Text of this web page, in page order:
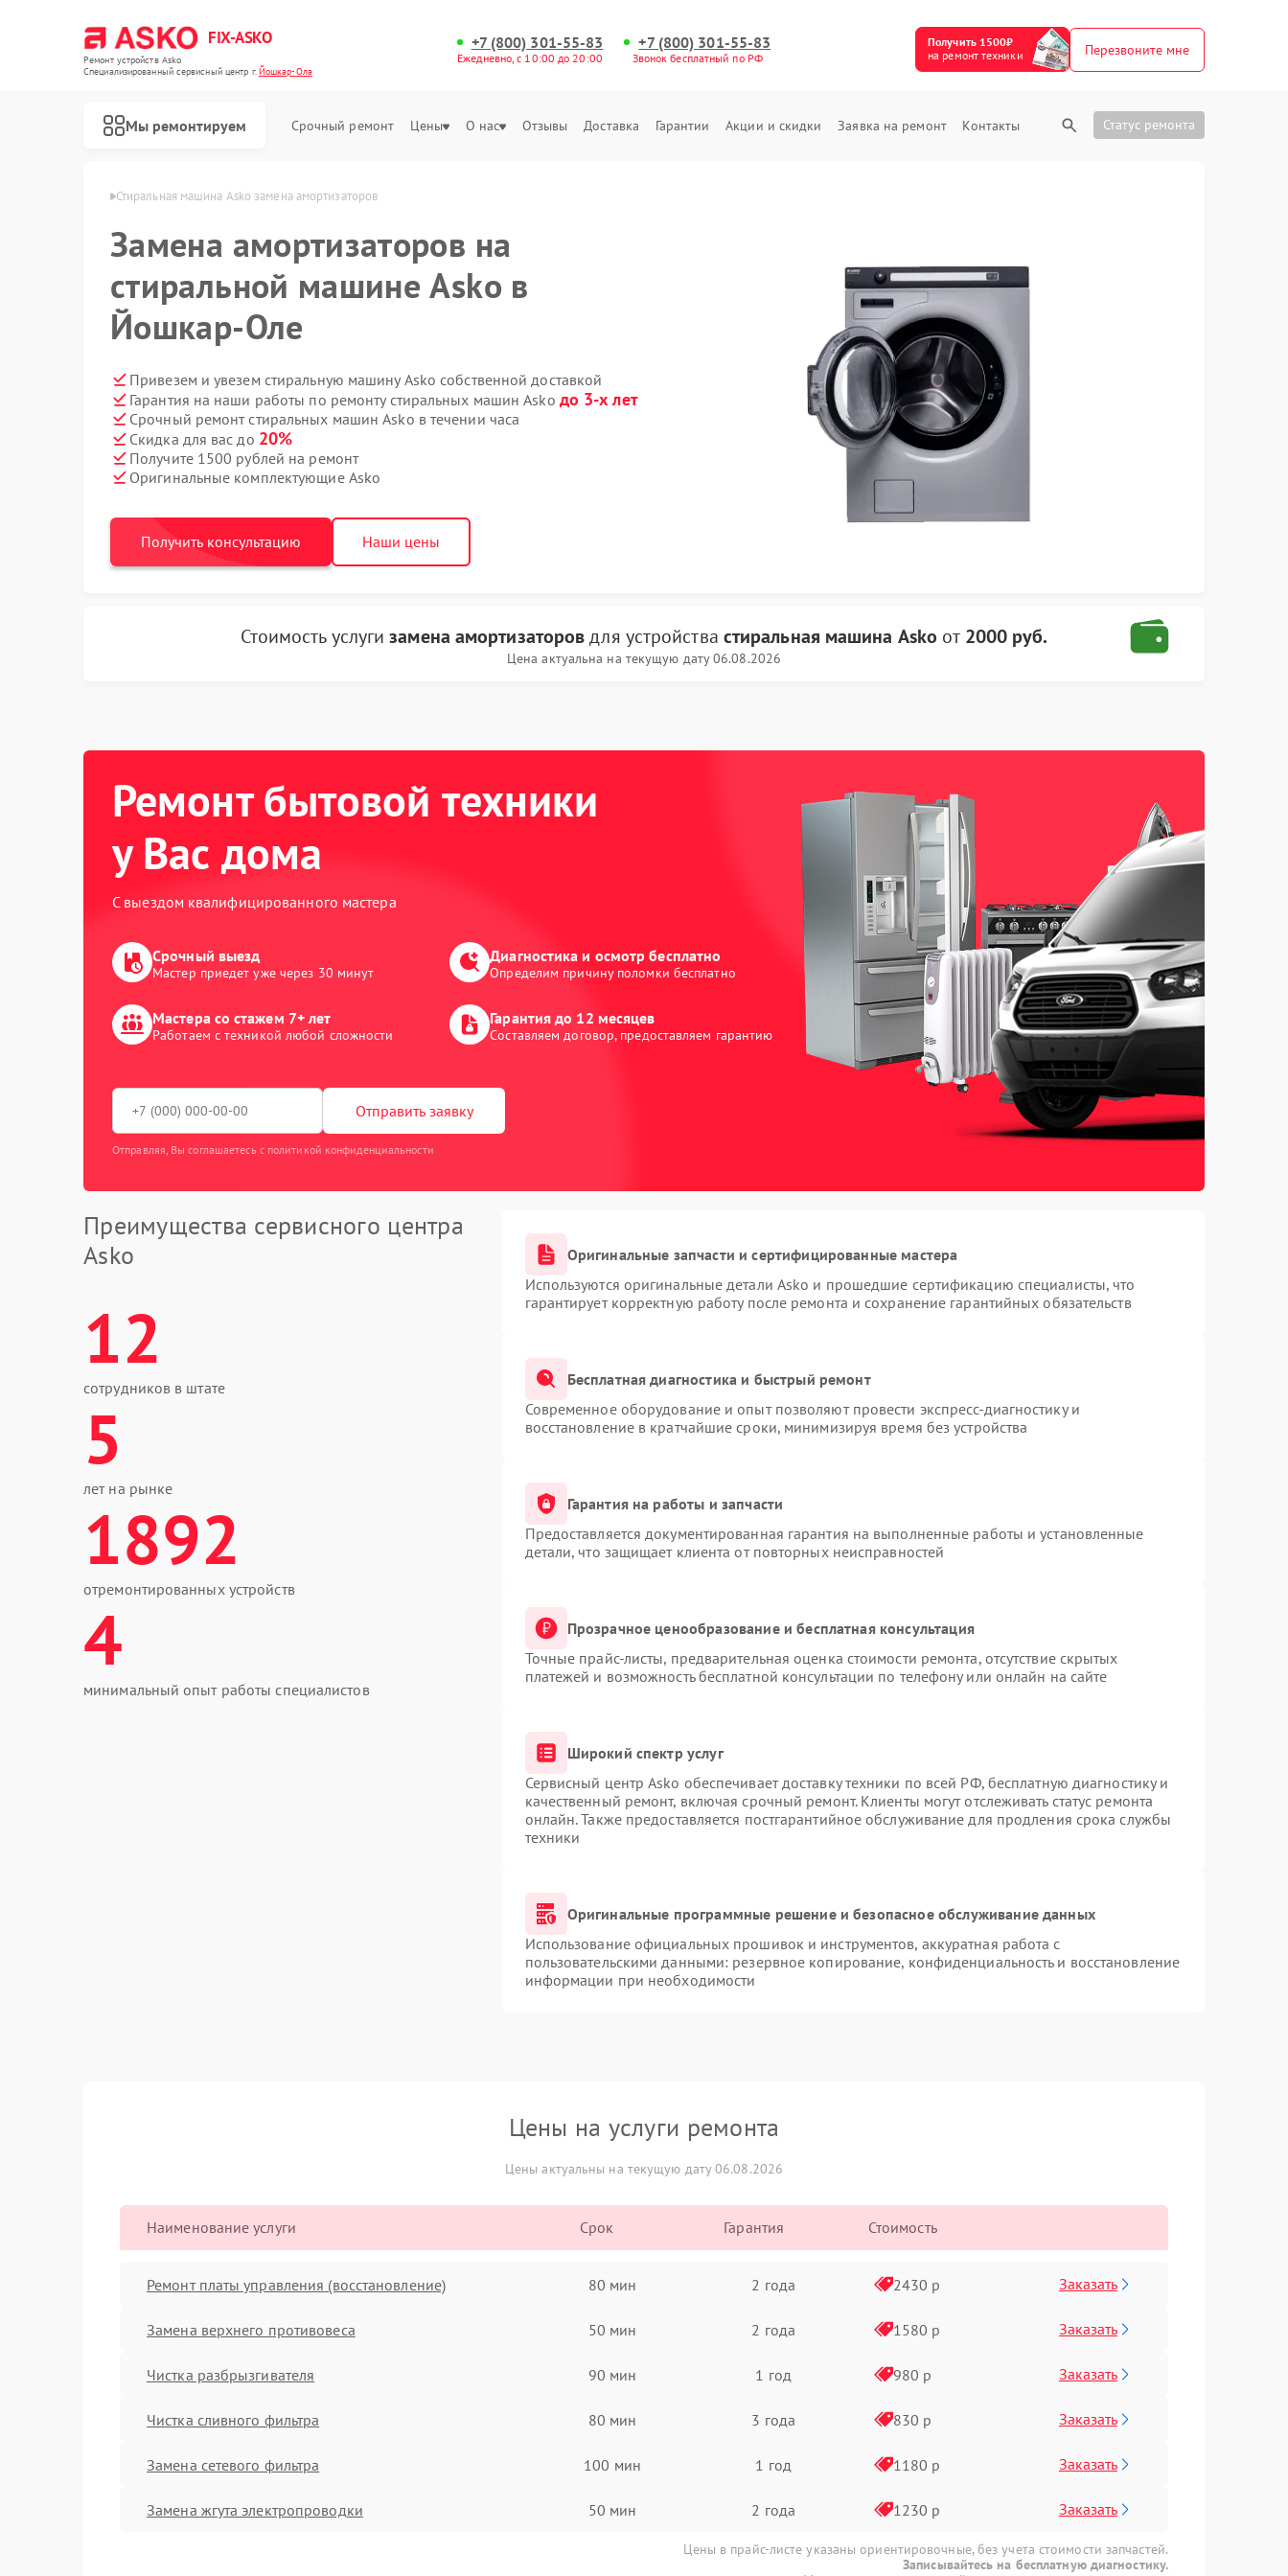
FIX-ASKO
Ремонт устройств Asko
Специализированный cервисный центр г.Йошкар-Ола
+7 (800) 301-55-83
Ежедневно, с 10:00 до 20:00
+7 (800) 301-55-83
Звонок бесплатный по РФ
Получить 1500₽
на ремонт техники
Перезвоните мне
Мы ремонтируем Срочный ремонт Цены О нас Отзывы Доставка Гарантии Акции и скидки Заявка на ремонт Контакты Статус ремонта
Стиральная машина Asko замена амортизаторов
Замена амортизаторов на
стиральной машине Asko в
Йошкар-Оле
Привезем и увезем стиральную машину Asko собственной доставкой
Гарантия на наши работы по ремонту стиральных машин Asko до 3-х лет
Срочный ремонт стиральных машин Asko в течении часа
Скидка для вас до 20%
Получите 1500 рублей на ремонт
Оригинальные комплектующие Asko
Получить консультацию Наши цены
Стоимость услугизамена амортизаторовдля устройства стиральная машина Asko от 2000 руб.
Цена актуальна на текущую дату 06.08.2026
Ремонт бытовой техники
у Вас дома
С выездом квалифицированного мастера
Срочный выезд
Мастер приедет уже через 30 минут
Диагностика и осмотр бесплатно
Определим причину поломки бесплатно
Мастера со стажем 7+ лет
Работаем с техникой любой сложности
Гарантия до 12 месяцев
Составляем договор, предоставляем гарантию
Отправить заявку
Отправляя, Вы соглашаетесь с политикой конфиденциальности
Преимущества сервисного центра
Asko
12
сотрудников в штате
5
лет на рынке
1892
отремонтированных устройств
4
минимальный опыт работы специалистов
Оригинальные запчасти и сертифицированные мастера
Используются оригинальные детали Asko и прошедшие сертификацию специалисты, что
гарантирует корректную работу после ремонта и сохранение гарантийных обязательств
Бесплатная диагностика и быстрый ремонт
Современное оборудование и опыт позволяют провести экспресс-диагностику и
восстановление в кратчайшие сроки, минимизируя время без устройства
Гарантия на работы и запчасти
Предоставляется документированная гарантия на выполненные работы и установленные
детали, что защищает клиента от повторных неисправностей
Прозрачное ценообразование и бесплатная консультация
Точные прайс-листы, предварительная оценка стоимости ремонта, отсутствие скрытых
платежей и возможность бесплатной консультации по телефону или онлайн на сайте
Широкий спектр услуг
Сервисный центр Asko обеспечивает доставку техники по всей РФ, бесплатную диагностику и
качественный ремонт, включая срочный ремонт. Клиенты могут отслеживать статус ремонта
онлайн. Также предоставляется постгарантийное обслуживание для продления срока службы
техники
Оригинальные программные решение и безопасное обслуживание данных
Использование официальных прошивок и инструментов, аккуратная работа с
пользовательскими данными: резервное копирование, конфиденциальность и восстановление
информации при необходимости
Цены на услуги ремонта
Цены актуальны на текущую дату 06.08.2026
Наименование услуги Срок Гарантия Стоимость
Ремонт платы управления (восстановление) 80 мин 2 года 2430 р Заказать
Замена верхнего противовеса 50 мин 2 года 1580 р Заказать
Чистка разбрызгивателя 90 мин 1 год 980 р Заказать
Чистка сливного фильтра 80 мин 3 года 830 р Заказать
Замена сетевого фильтра 100 мин 1 год 1180 р Заказать
Замена жгута электропроводки 50 мин 2 года 1230 р Заказать
Цены в прайс-листе указаны ориентировочные, без учета стоимости запчастей.
Записывайтесь на бесплатную диагностику.